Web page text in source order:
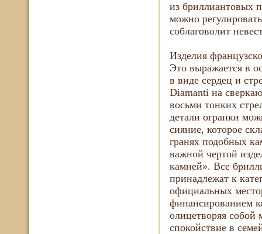
из бриллиантовых
можно
соблаговолит
Изделия
Это выражается в
в виде сердец и
Diamanti на
восьми тонких
детали огранки
сияние, которое
гранях подобных
важной чертой
камней». Все
принадлежат к
официальных
финансированием
олицетворяя
спокойствие в